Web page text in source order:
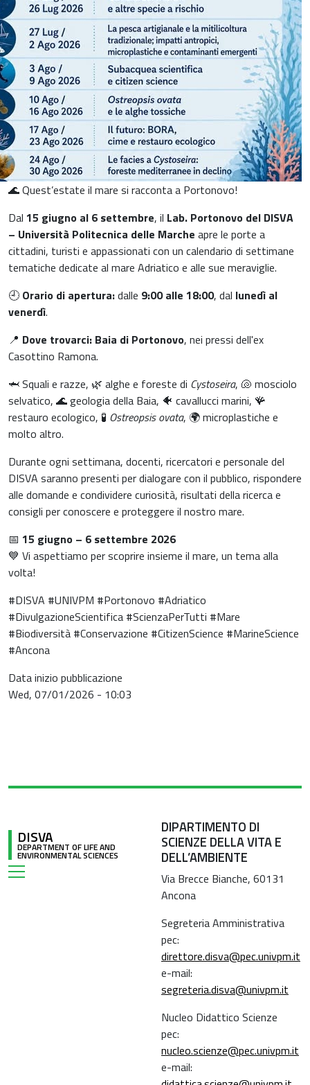
🌊 Quest’estate il mare si racconta a Portonovo!
Dal 15 giugno al 6 settembre, il Lab. Portonovo del DISVA
– Università Politecnica delle Marche apre le porte a
cittadini, turisti e appassionati con un calendario di settimane
tematiche dedicate al mare Adriatico e alle sue meraviglie.
🕘 Orario di apertura:dalle 9:00 alle 18:00, dal lunedì al
venerdì.
📍 Dove trovarci: Baia di Portonovo, nei pressi dell'ex
Casottino Ramona.
🦈 Squali e razze, 🌿 alghe e foreste di Cystoseira, 🐚 mosciolo
selvatico, 🌊 geologia della Baia, 🐠 cavallucci marini, 🪸
restauro ecologico, 🧪 Ostreopsis ovata, 🌍 microplastiche e
molto altro.
Durante ogni settimana, docenti, ricercatori e personale del
DISVA saranno presenti per dialogare con il pubblico, rispondere
alle domande e condividere curiosità, risultati della ricerca e
consigli per conoscere e proteggere il nostro mare.
📅 15 giugno – 6 settembre 2026
💙 Vi aspettiamo per scoprire insieme il mare, un tema alla
volta!
#DISVA #UNIVPM #Portonovo #Adriatico
#DivulgazioneScientifica #ScienzaPerTutti #Mare
#Biodiversità #Conservazione #CitizenScience #MarineScience
#Ancona
Data inizio pubblicazione
Wed, 07/01/2026 - 10:03
DISVA
DEPARTMENT OF LIFE AND
ENVIRONMENTAL SCIENCES
DIPARTIMENTO DI
SCIENZE DELLA VITA E
DELL’AMBIENTE
Via Brecce Bianche, 60131
Ancona
Segreteria Amministrativa
pec:
direttore.disva@pec.univpm.it
e-mail:
segreteria.disva@univpm.it
Nucleo Didattico Scienze
pec:
nucleo.scienze@pec.univpm.it
e-mail: